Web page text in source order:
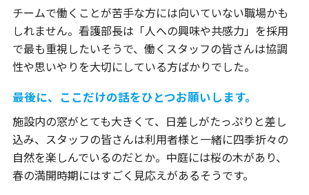
チームで働くことが苦手な方には向いていない職場かも
しれません。看護部長は「人への興味や共感力」を採用
で最も重視したいそうで、働くスタッフの皆さんは協調
性や思いやりを大切にしている方ばかりでした。
――最後に、ここだけの話をひとつお願いします。
施設内の窓がとても大きくて、日差しがたっぷりと差し
込み、スタッフの皆さんは利用者様と一緒に四季折々の
自然を楽しんでいるのだとか。中庭には桜の木があり、
春の満開時期にはすごく見応えがあるそうです。